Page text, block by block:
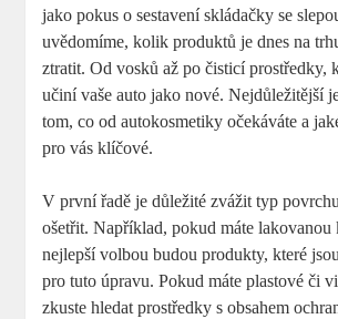
jako ‌pokus o ‍sestavení skládačky se
uvědomíme, ‍kolik​ produktů je‍ dnes na
ztratit. Od‌ vosků až po čisticí prostředky,⁣
učiní vaše ⁤auto jako​ nové. Nejdůležitější
tom, co od ​autokosmetiky očekáváte a
pro vás klíčové.
V‌ první řadě‍ je důležité zvážit typ‌
ošetřit. Například, ‌pokud máte lakovanou
nejlepší‌ volbou budou produkty, které
pro ⁢tuto úpravu. Pokud máte ‌plastové⁣ či
zkuste hledat prostředky s obsahem‍